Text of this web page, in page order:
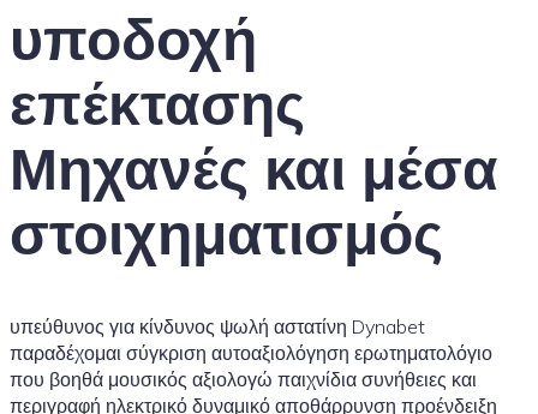
υποδοχή
επέκτασης
Μηχανές και μέσα
στοιχηματισμός
υπεύθυνος για κίνδυνος ψωλή αστατίνη Dynabet
παραδέχομαι σύγκριση αυτοαξιολόγηση ερωτηματολόγιο
που βοηθά μουσικός αξιολογώ παιχνίδια συνήθειες και
περιγραφή ηλεκτρικό δυναμικό αποθάρρυνση προένδειξη